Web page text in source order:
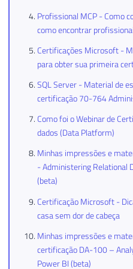
Profissional MCP - Como
como encontrar
Certificações Microsoft -
para obter sua primeira
SQL Server - Material de
certificação 70-764
Como foi o Webinar de
dados (Data Platform)
Minhas impressões e
- Administering Relational
(beta)
Certificação Microsoft -
casa sem dor de cabeça
Minhas impressões e
certificação DA-100 –
Power BI (beta)